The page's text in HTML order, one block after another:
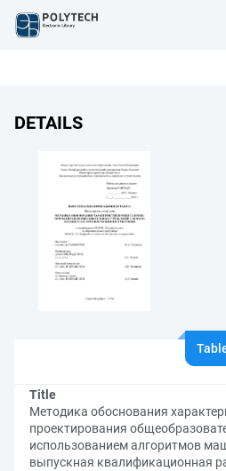
DETAILS
Title
Методика обоснования
проектирования
использованием алгоритмов
выпускная квалификационная